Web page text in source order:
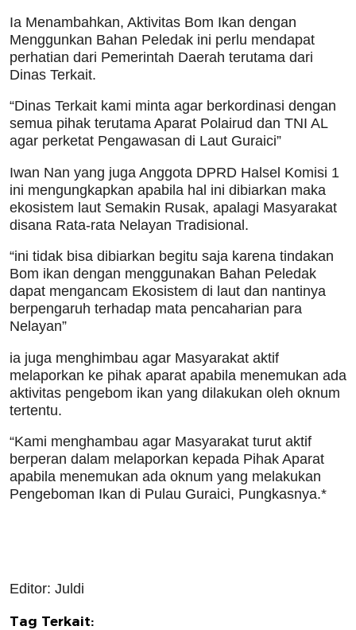
Ia Menambahkan, Aktivitas Bom Ikan dengan
Menggunkan Bahan Peledak ini perlu mendapat
perhatian dari Pemerintah Daerah terutama dari
Dinas Terkait.
“Dinas Terkait kami minta agar berkordinasi dengan
semua pihak terutama Aparat Polairud dan TNI AL
agar perketat Pengawasan di Laut Guraici”
Iwan Nan yang juga Anggota DPRD Halsel Komisi 1
ini mengungkapkan apabila hal ini dibiarkan maka
ekosistem laut Semakin Rusak, apalagi Masyarakat
disana Rata-rata Nelayan Tradisional.
“ini tidak bisa dibiarkan begitu saja karena tindakan
Bom ikan dengan menggunakan Bahan Peledak
dapat mengancam Ekosistem di laut dan nantinya
berpengaruh terhadap mata pencaharian para
Nelayan”
ia juga menghimbau agar Masyarakat aktif
melaporkan ke pihak aparat apabila menemukan ada
aktivitas pengebom ikan yang dilakukan oleh oknum
tertentu.
“Kami menghambau agar Masyarakat turut aktif
berperan dalam melaporkan kepada Pihak Aparat
apabila menemukan ada oknum yang melakukan
Pengeboman Ikan di Pulau Guraici, Pungkasnya.*
Editor: Juldi
Tag Terkait: